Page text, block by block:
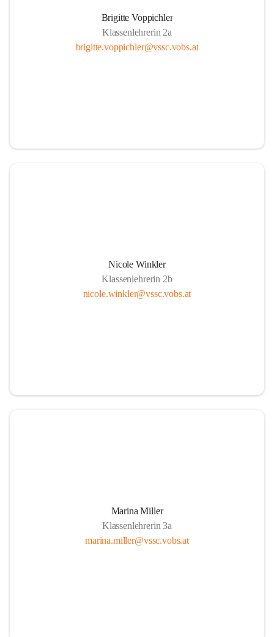
Brigitte Voppichler
Klassenlehrerin 2a
brigitte.voppichler@vssc.vobs.at
Nicole Winkler
Klassenlehrerin 2b
nicole.winkler@vssc.vobs.at
Marina Miller
Klassenlehrerin 3a
marina.miller@vssc.vobs.at